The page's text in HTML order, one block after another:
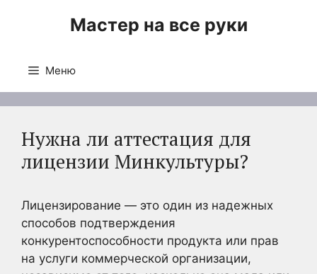
Мастер на все руки
Меню
Нужна ли аттестация для
лицензии Минкультуры?
Лицензирование — это один из надежных
способов подтверждения
конкурентоспособности продукта или прав
на услуги коммерческой организации,